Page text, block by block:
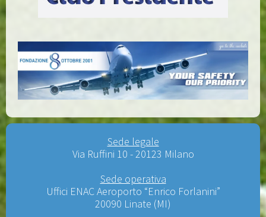
Sede legale
Via Ruffini 10 - 20123 Milano
Sede operativa
Uffici ENAC Aeroporto “Enrico Forlanini”
20090 Linate (MI)